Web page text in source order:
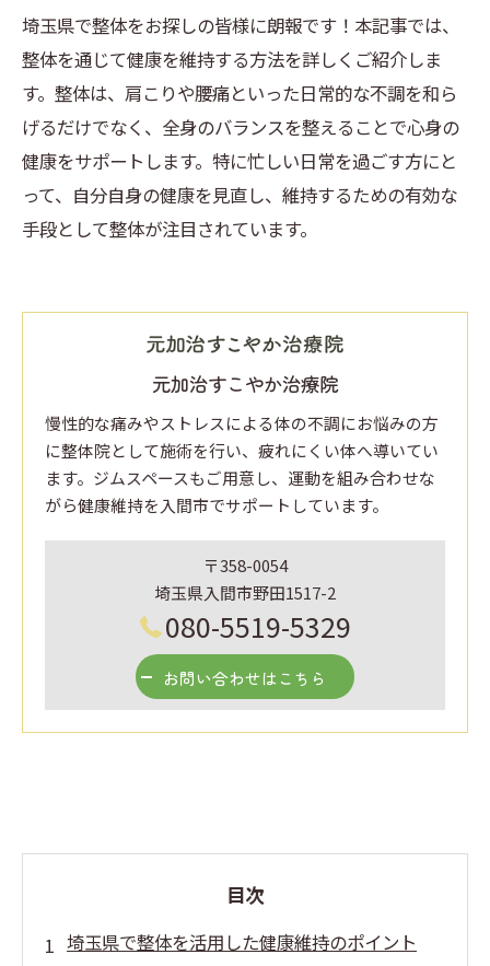
埼玉県で整体をお探しの皆様に朗報です！本記事では、
整体を通じて健康を維持する方法を詳しくご紹介しま
す。整体は、肩こりや腰痛といった日常的な不調を和ら
げるだけでなく、全身のバランスを整えることで心身の
健康をサポートします。特に忙しい日常を過ごす方にと
って、自分自身の健康を見直し、維持するための有効な
手段として整体が注目されています。
元加治すこやか治療院
慢性的な痛みやストレスによる体の不調にお悩みの方
に整体院として施術を行い、疲れにくい体へ導いてい
ます。ジムスペースもご用意し、運動を組み合わせな
がら健康維持を入間市でサポートしています。
〒358-0054
埼玉県入間市野田1517-2
080-5519-5329
お問い合わせはこちら
目次
埼玉県で整体を活用した健康維持のポイント